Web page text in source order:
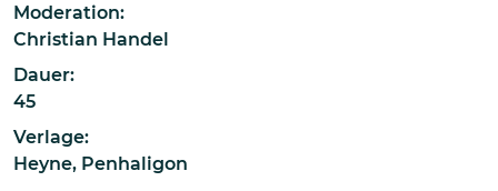
Moderation:
Christian Handel
Dauer:
45
Verlage:
Heyne, Penhaligon